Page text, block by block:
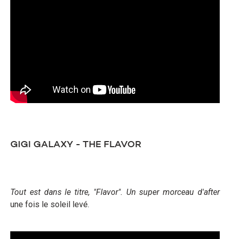
GIGI GALAXY - THE FLAVOR
Tout est dans le titre, "Flavor". Un super morceau d'after
une fois le soleil levé.